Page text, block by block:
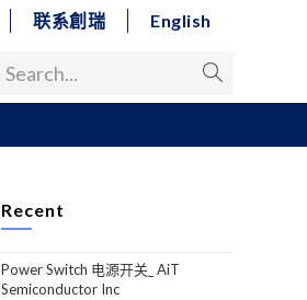
联系創瑞 English
Search...
Recent
Power Switch 电源开关_ AiT
Semiconductor Inc